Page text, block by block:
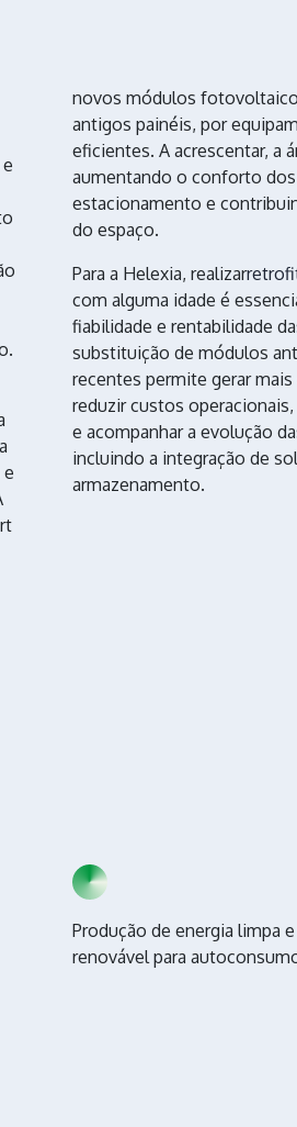
novos módulos
antigos painéis, por
eficientes. A acrescentar, a
aumentando o conforto
estacionamento e
do espaço.
Para a Helexia, realizar
com alguma idade é
fiabilidade e rentabilidade
substituição de módulos
recentes permite gerar
reduzir custos
e acompanhar a evolução
incluindo a integração de
armazenamento.
Produção de energia limpa e
renovável para